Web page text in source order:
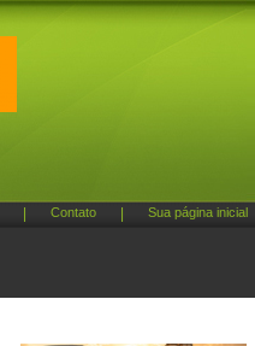
Contato Sua página inicial